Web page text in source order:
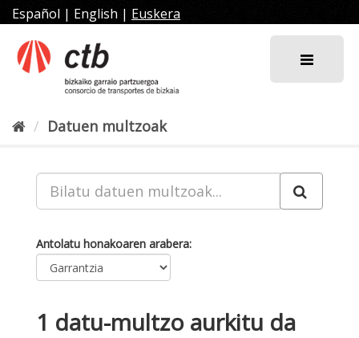
Joan
edukira
Español | English | Euskera
Datuen multzoak
Antolatu honakoaren arabera
1 datu-multzo aurkitu da